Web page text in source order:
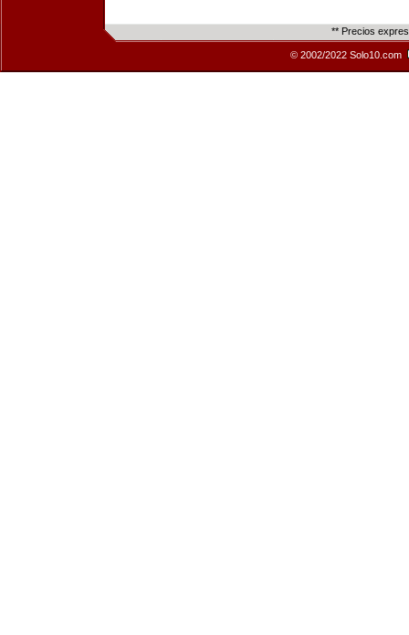
** Precios
© 2002/2022 Solo10.com